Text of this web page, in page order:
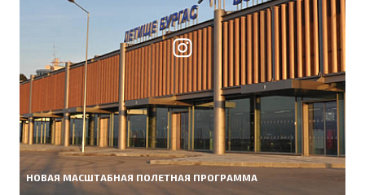
НОВАЯ МАСШТАБНАЯ ПОЛЕТНАЯ ПРОГРАММА